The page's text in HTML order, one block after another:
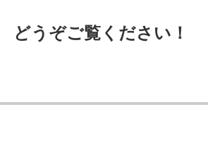
どうぞご覧ください！